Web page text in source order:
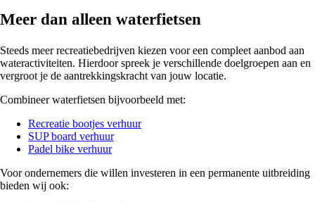
Meer dan alleen waterfietsen
Steeds meer recreatiebedrijven kiezen voor een compleet aanbod aan
wateractiviteiten. Hierdoor spreek je verschillende doelgroepen aan en
vergroot je de aantrekkingskracht van jouw locatie.
Combineer waterfietsen bijvoorbeeld met:
Recreatie bootjes verhuur
SUP board verhuur
Padel bike verhuur
Voor ondernemers die willen investeren in een permanente uitbreiding
bieden wij ook: